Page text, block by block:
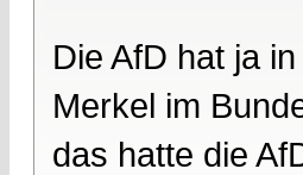
Die AfD hat ja
Merkel im
das hatte die